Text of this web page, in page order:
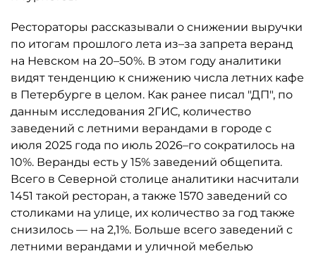
Рестораторы рассказывали о снижении выручки
по итогам прошлого лета из–за запрета веранд
на Невском на 20–50%. В этом году аналитики
видят тенденцию к снижению числа летних кафе
в Петербурге в целом. Как ранее писал "ДП", по
данным исследования 2ГИС, количество
заведений с летними верандами в городе с
июля 2025 года по июль 2026–го сократилось на
10%. Веранды есть у 15% заведений общепита.
Всего в Северной столице аналитики насчитали
1451 такой ресторан, а также 1570 заведений со
столиками на улице, их количество за год также
снизилось — на 2,1%. Больше всего заведений с
летними верандами и уличной мебелью